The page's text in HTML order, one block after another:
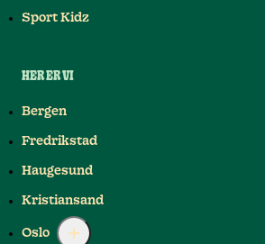
Sport Kidz
HER ER VI
Bergen
Fredrikstad
Haugesund
Kristiansand
Oslo